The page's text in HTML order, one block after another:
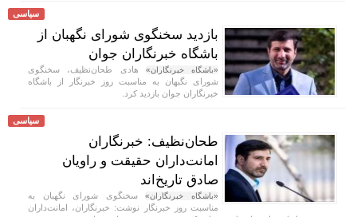
سیاسی
بازدید سخنگوی شورای نگهبان از
باشگاه خبرنگاران جوان
«باشگاه خبرنگاران» هادی طحان‌نظیف، سخنگوی
شورای نگبهان به مناسبت روز خبرنگار از باشگاه
خبرنگاران جوان بازدید کرد.
سیاسی
طحان‌نظیف: خبرنگاران
امانت‌داران حقیقت و راویان
صادق تاریخ‌اند
«باشگاه خبرنگاران»سخنگوی شورای نگهبان به
مناسبت روز خبرنگار نوشت: خبرنگاران، امانت‌داران